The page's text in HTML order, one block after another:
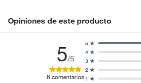
Opiniones de este producto
5/5
6 comentarios1
2
3
4
5